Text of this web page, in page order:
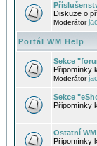
Diskuze o
Moderátor
Portál WM Help
Sekce
Připomínky
Moderátor
Sekce
Připomínky
Ostatní
Připomínky